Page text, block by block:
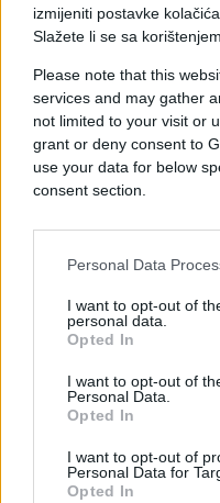
izmijeniti postavke
Slažete li se sa
Please note that this
services and may gather
not limited to your visit or
grant or deny consent to
use your data for below
consent section.
Personal Data
I want to opt-out of
personal data.
Opted In
I want to opt-out of
Personal Data.
Opted In
I want to opt-out of
Personal Data for
Opted In
MERMELADA:
Operite mekane
stavite u lonac i
laganoj vatri.
ostavite iznac lonca
izađe.
#musmule